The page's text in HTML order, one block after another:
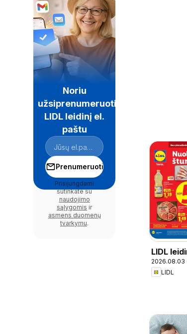
LIDL
2026.08.03
LIDL
Noriu
užsiprenumeruoti
LIDL leidinį el.
paštu
Prenumeruoti
Prisijungdami
sutinkate su
naudojimo
sąlygomis ir
asmens duomenų
tvarkymu.